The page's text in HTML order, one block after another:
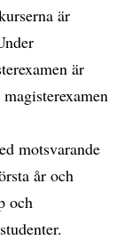
är
är
motsvarande
år och
och